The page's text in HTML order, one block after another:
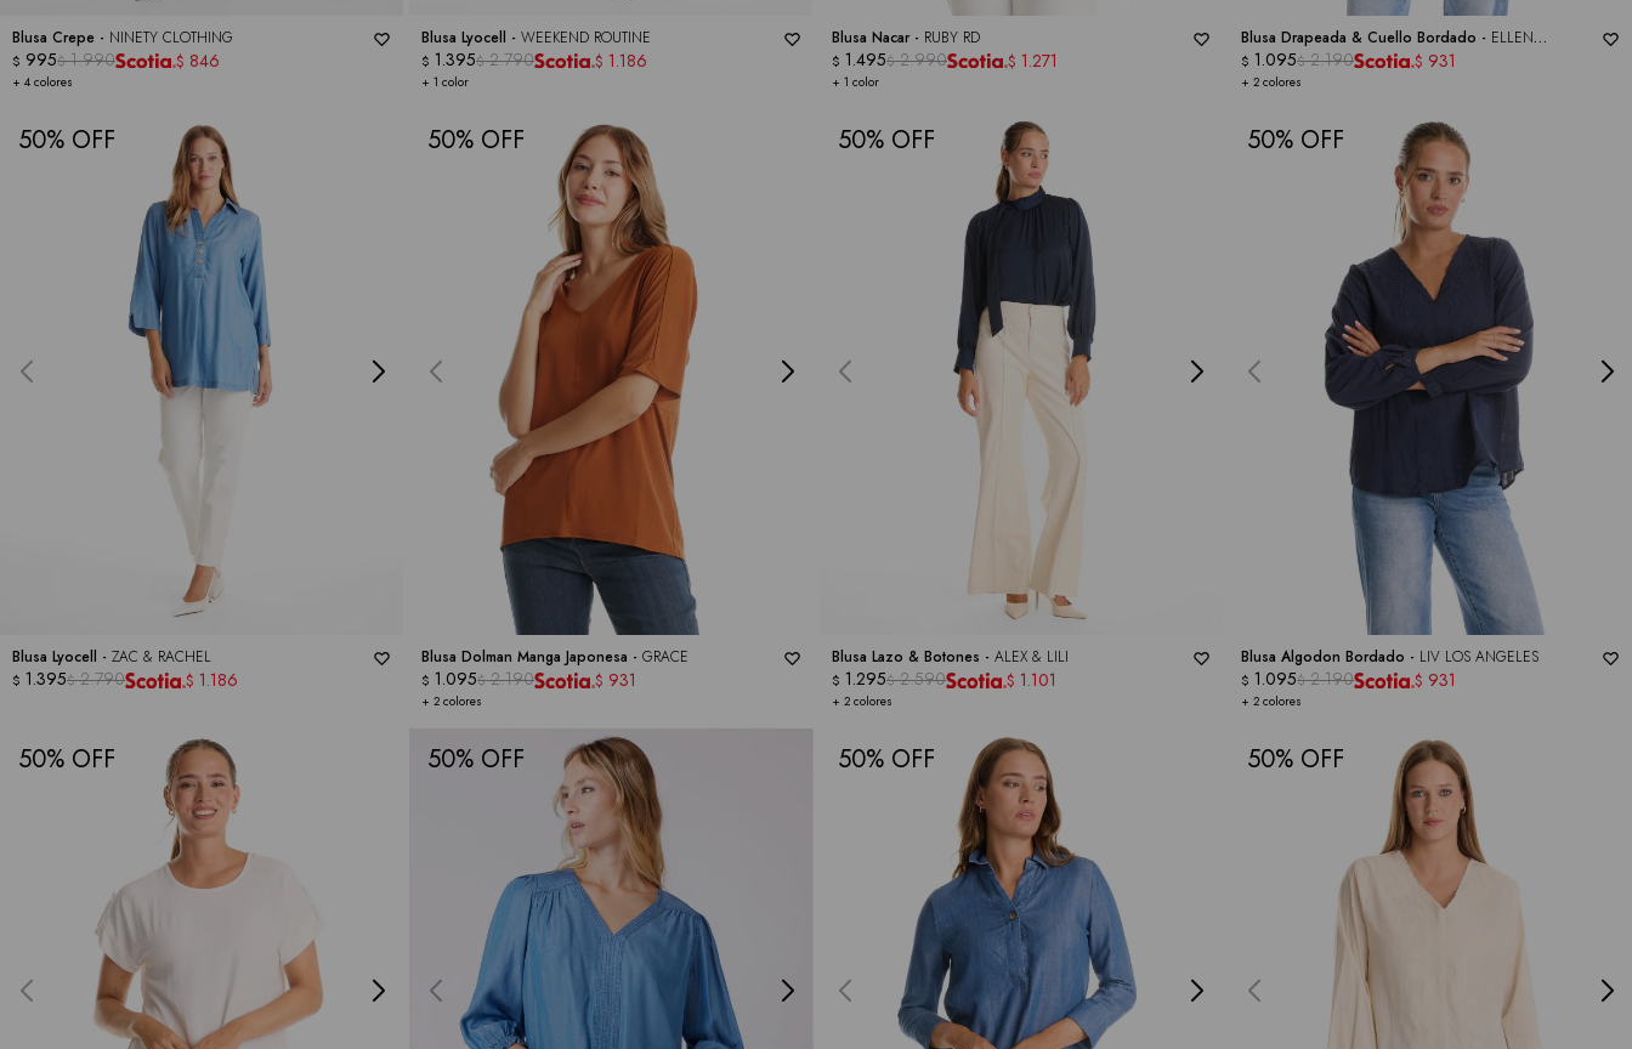
Blusa Crepe - NINETY CLOTHING
+ 4 colores
$ 995$ 1.990 $ 846
Blusa Lyocell -WEEKEND ROUTINE
+ 1 color
$ 1.395$ 2.790 $ 1.186
Blusa Nacar - RUBY RD
+ 1 color
$ 1.495$ 2.990 $ 1.271
Blusa Drapeada & Cuello Bordado - ELLEN
SCHWART
+ 2 colores
$ 1.095$ 2.190 $ 931
50
Blusa Lyocell - ZAC & RACHEL
$ 1.395$ 2.790 $ 1.186
50
Blusa Dolman Manga Japonesa -GRACE
+ 2 colores
$ 1.095$ 2.190 $ 931
50
Blusa Lazo & Botones - ALEX & LILI
+ 2 colores
$ 1.295$ 2.590 $ 1.101
50
Blusa Algodon Bordado - LIV LOS ANGELES
+ 2 colores
$ 1.095$ 2.190 $ 931
50 50 50 50